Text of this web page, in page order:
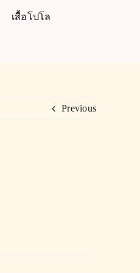
เสื้อโปโล
Previous